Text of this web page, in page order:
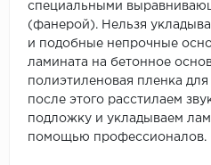
специальными
(фанерой). Нельзя
и подобные непрочные
ламината на бетонное
полиэтиленовая пленка
после этого расстилаем
подложку и укладываем
помощью профессионалов.